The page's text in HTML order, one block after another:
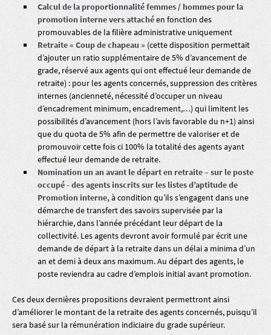
Calcul de la proportionnalité femmes / hommes pour la
promotion interne vers attachéen fonction des
promouvables de la filière administrative uniquement
Retraite « Coup de chapeau » (cette disposition permettait
d’ajouter un ratio supplémentaire de 5% d’avancement de
grade, réservé aux agents qui ont effectué leur demande de
retraite) : pour les agents concernés, suppression des critères
internes (ancienneté, nécessité d’occuper un niveau
d’encadrement minimum, encadrement,…) qui limitent les
possibilités d’avancement (hors l’avis favorable du n+1) ainsi
que du quota de 5% afin de permettre de valoriser et de
promouvoir cette fois ci 100% la totalité des agents ayant
effectué leur demande de retraite.
Nomination un an avant le départ en retraite – sur le poste
occupé - des agents inscrits sur les listes d’aptitude de
Promotion interne,à condition qu’ils s’engagent dans une
démarche de transfert des savoirs supervisée par la
hiérarchie, dans l’année précédant leur départ de la
collectivité. Les agents devront avoir formulé par écrit une
demande de départ à la retraite dans un délai a minima d’un
an et demi à deux ans maximum. Au départ des agents, le
poste reviendra au cadre d’emplois initial avant promotion.
Ces deux dernières propositions devraient permettront ainsi
d’améliorer le montant de la retraite des agents concernés, puisqu’il
sera basé sur la rémunération indiciaire du grade supérieur.